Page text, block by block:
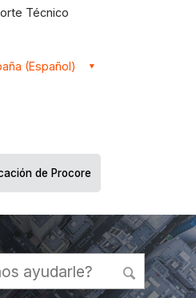
Técnico
(Español)
de Procore